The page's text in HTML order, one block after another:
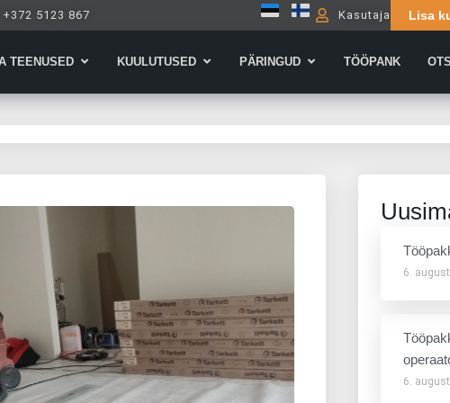
+372 5123 867 Kasutaja Lisa
TEENUSED Open Firmad ja teenused
KUULUTUSED Open Kuulutused
PÄRINGUD Open Päringud
TÖÖPANK
6.
6.